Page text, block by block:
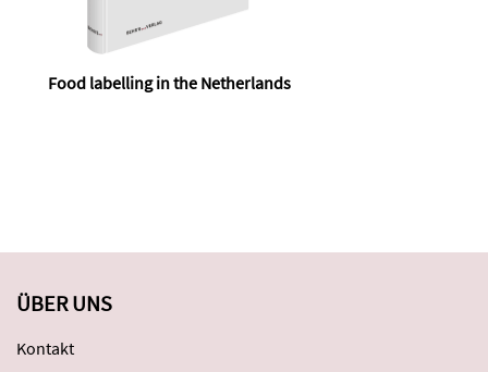
Food labelling in the Netherlands
ÜBER UNS
Kontakt